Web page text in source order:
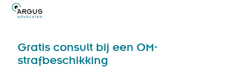
Gratis consult bij een OM-
strafbeschikking